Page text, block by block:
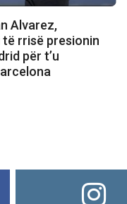
Alvarez,
rrisë presionin
për t’u